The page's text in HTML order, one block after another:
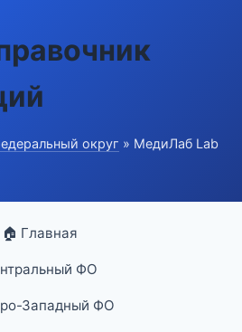
округ » МедиЛаб Lab
🏠 Главная
ФО
Западный ФО